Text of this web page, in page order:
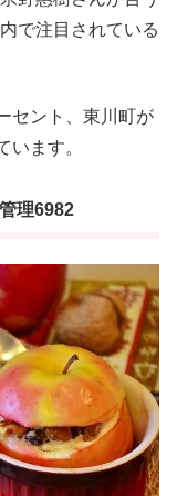
で注目されている
セント、東川町が
います。
理6982